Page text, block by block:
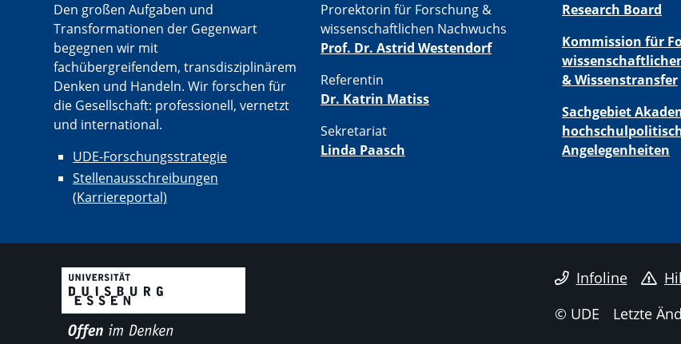
Den großen Aufgaben und
Transformationen der Gegenwart
begegnen wir mit
fachübergreifendem, transdisziplinärem
Denken und Handeln. Wir forschen für
die Gesellschaft: professionell, vernetzt
und international.
UDE-Forschungsstrategie
Stellenausschreibungen
(Karriereportal)
Prorektorin für Forschung &
wissenschaftlichen Nachwuchs
Prof. Dr. Astrid Westendorf
Referentin
Dr. Katrin Matiss
Sekretariat
Linda Paasch
Research Board
Kommission für
& Wissenstransfer
Sachgebiet
Angelegenheiten
Infoline
© UDE
Letzte